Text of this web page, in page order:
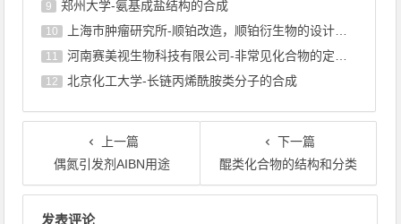
9 郑州大学-氨基成盐结构的合成
10 上海巿肿瘤研究所-顺铂改造，顺铂衍生物的设计合成
11 河南赛美视生物科技有限公司-非常见化合物的定制合成，工艺研发
12 北京化工大学-长链丙烯酰胺类分子的合成
上一篇
偶氮引发剂AIBN用途
下一篇
醌类化合物的结构和分类
发表评论